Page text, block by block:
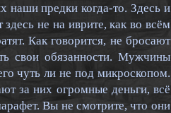
наши предки когда-то. Здесь и
не на иврите, как во всём
Как говорится, не бросают
свои обязанности. Мужчины
чуть ли не под микроскопом.
за них огромные деньги, всё
Вы не смотрите, что они